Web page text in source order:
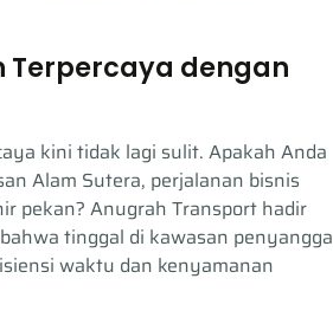
Terpercaya dengan
kini tidak lagi sulit. Apakah Anda
Alam Sutera, perjalanan bisnis
pekan? Anugrah Transport hadir
tinggal di kawasan penyangga
waktu dan kenyamanan